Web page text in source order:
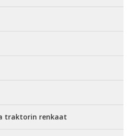
traktorin renkaat